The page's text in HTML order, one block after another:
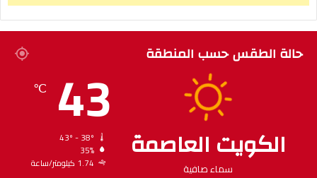
حالة الطقس حسب المنطقة
الكويت العاصمة
سماء صافية
43
℃
35%
1.74 كيلومتر/ساعة